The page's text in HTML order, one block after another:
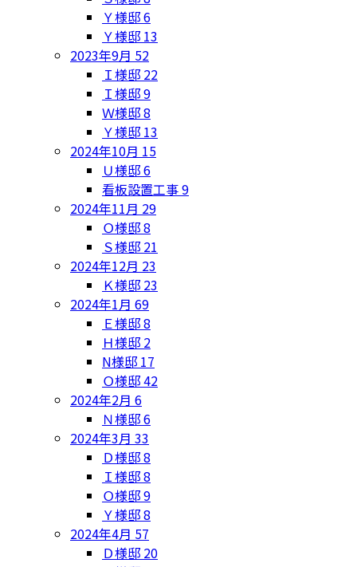
Ｙ様邸6
Ｙ様邸 13
2023年9月 52
Ｉ様邸 22
Ｉ様邸9
Ｗ様邸8
Ｙ様邸 13
2024年10月 15
Ｕ様邸6
看板設置工事9
2024年11月 29
Ｏ様邸8
Ｓ様邸 21
2024年12月 23
Ｋ様邸 23
2024年1月 69
Ｅ様邸8
Ｈ様邸 2
N様邸 17
Ｏ様邸42
2024年2月 6
Ｎ様邸6
2024年3月 33
Ｄ様邸8
Ｉ様邸8
Ｏ様邸9
Ｙ様邸8
2024年4月 57
Ｄ様邸 20